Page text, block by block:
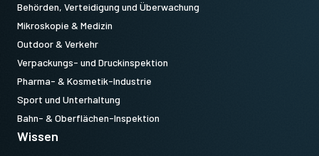
Behörden, Verteidigung und Überwachung
Mikroskopie & Medizin
Outdoor & Verkehr
Verpackungs- und Druckinspektion
Pharma- & Kosmetik-Industrie
Sport und Unterhaltung
Bahn- & Oberflächen-Inspektion
Wissen